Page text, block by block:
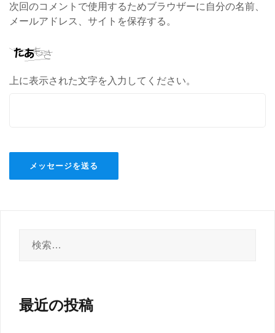
次回のコメントで使用するためブラウザーに自分の名前、
メールアドレス、サイトを保存する。
上に表示された文字を入力してください。
最近の投稿